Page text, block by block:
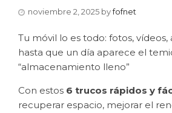
noviembre 2, 2025 byfofnet
Tu móvil lo es todo: fotos, vídeos,
hasta que un día aparece el
“almacenamiento lleno”
Con estos 6 trucos rápidos y
recuperar espacio, mejorar el